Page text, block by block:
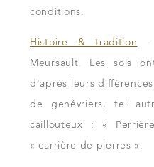
conditions.
Histoire & tradition :
Meursault. Les sols
d'après leurs
de genévriers, tel
caillouteux : «
« carrière de pierres ».